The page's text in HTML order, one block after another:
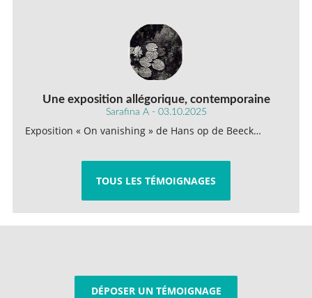
Une exposition allégorique, contemporaine
Sarafina A - 03.10.2025
Exposition « On vanishing » de Hans op de Beeck…
TOUS LES TÉMOIGNAGES
DÉPOSER UN TÉMOIGNAGE